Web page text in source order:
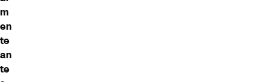
m
en
te
an
te